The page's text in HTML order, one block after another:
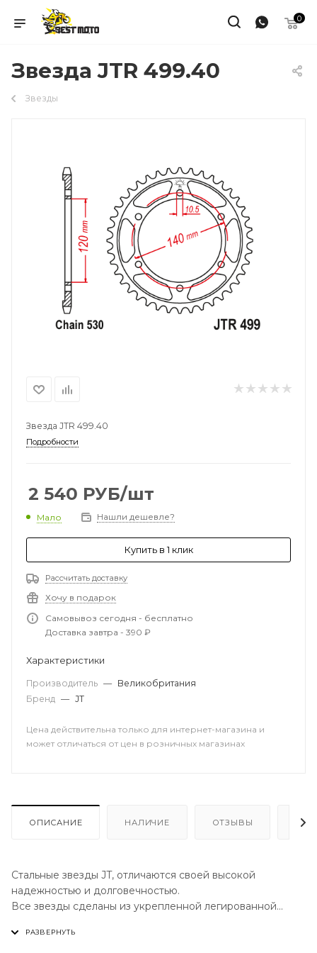
0
Звезда JTR 499.40
Звезды
Звезда JTR 499.40
Подробности
2 540 РУБ/шт
Мало Нашли дешевле?
Купить в 1 клик
Рассчитать доставку
Хочу в подарок
Самовывоз сегодня - бесплатно
Доставка завтра - 390 ₽
Характеристики
Производитель — Великобритания
Бренд — JT
Цена действительна только для интернет-магазина и
может отличаться от цен в розничных магазинах
ОПИСАНИЕ НАЛИЧИЕ ОТЗЫВЫ
Стальные звезды JT, отличаются своей высокой
надежностью и долговечностью.
Все звезды сделаны из укрепленной легированной
износостойкости.